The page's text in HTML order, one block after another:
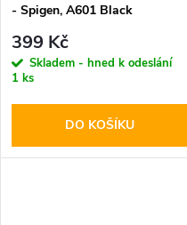
- Spigen, A601 Black
399 Kč
Skladem - hned k odeslání
1 ks
DO KOŠÍKU